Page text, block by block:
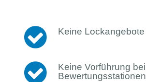
Keine Lockangebote
Keine Vorführung bei
Bewertungsstationen